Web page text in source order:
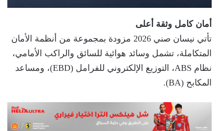
أمان كامل وثقة أعلى
تأتي نيسان صني 2026 مزودة بمجموعة من أنظمة الأمان
المتكاملة، تشمل وسائد هوائية للسائق والراكب الأمامي،
نظام ABS، التوزيع الإلكتروني للفرامل (EBD)، ومساعد
المكابح (BA).